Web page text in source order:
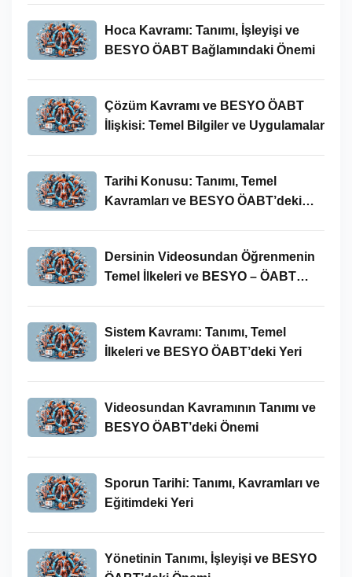
Hoca Kavramı: Tanımı, İşleyişi ve
BESYO ÖABT Bağlamındaki Önemi
Çözüm Kavramı ve BESYO ÖABT
İlişkisi: Temel Bilgiler ve Uygulamalar
Tarihi Konusu: Tanımı, Temel
Kavramları ve BESYO ÖABT’deki
Dersinin Videosundan Öğrenmenin
Temel İlkeleri ve BESYO – ÖABT
Sistem Kavramı: Tanımı, Temel
İlkeleri ve BESYO ÖABT’deki Yeri
Videosundan Kavramının Tanımı ve
BESYO ÖABT’deki Önemi
Sporun Tarihi: Tanımı, Kavramları ve
Eğitimdeki Yeri
Yönetinin Tanımı, İşleyişi ve BESYO